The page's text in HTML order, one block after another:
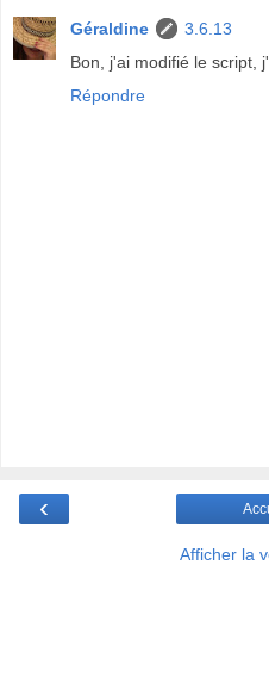
Géraldine
3.6.13
Bon, j'ai modifié le script,
Répondre
‹
Afficher la